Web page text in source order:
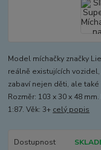
Model míchačky značky
reálně existujících
zabaví nejen děti, ale
Rozměr: 103 x 30 x 48
1:87. Věk: 3+ celý popis
Dostupnost